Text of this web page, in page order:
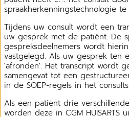
spraakherkenningstechnologie te
Tijdens uw consult wordt een
uw gesprek met de patiënt. De
gespreksdeelnemers wordt
vastgelegd. Als uw gesprek ten
'afronden'. Het transcript wordt
samengevat tot een
in de SOEP-regels in het
Als een patiënt drie
worden deze in CGM HUISARTS